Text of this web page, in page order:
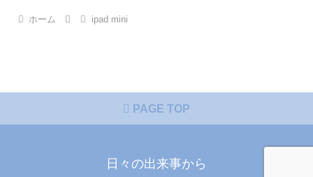
ホーム ipad mini
PAGE TOP
日々の出来事から